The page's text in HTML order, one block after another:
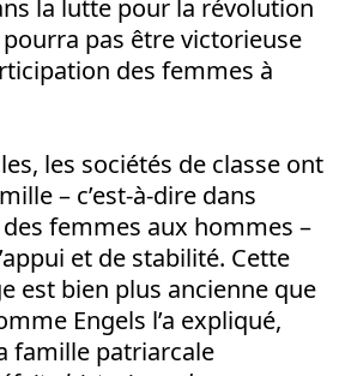
la lutte pour la révolution
pas être victorieuse
des femmes à
les sociétés de classe ont
– c’est-à-dire dans
des femmes aux hommes –
et de stabilité. Cette
est bien plus ancienne que
Engels l’a expliqué,
famille patriarcale